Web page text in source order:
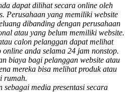
dapat dilihat secara online oleh
Perusahaan yang memiliki website
dibanding dengan perusahaan
atau yang belum memiliki website.
calon pelanggan dapat melihat
anda selama 24 jam nonstop.
biaya bagi pelanggan website atau
mereka bisa melihat produk atau
rumah.
sebagai media presentasi secara